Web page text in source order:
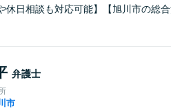
休日相談も対応可能】【旭川市の総合
弁護士
市